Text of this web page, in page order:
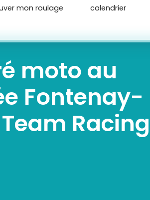
mon roulage calendrier
moto au
Fontenay-
Racing